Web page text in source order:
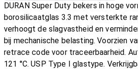
DURAN Super Duty bekers in hoge
borosilicaatglas 3.3 met versterkte
verhoogt de slagvastheid en
bij mechanische belasting. Voorzien
retrace code voor traceerbaarheid.
121 °C. USP Type I glastype.